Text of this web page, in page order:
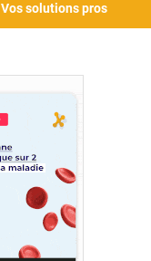
Vos solutions pros